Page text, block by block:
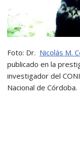
Foto: Dr. Nicolás M.
publicado en la
investigador del
Nacional de Córdoba.